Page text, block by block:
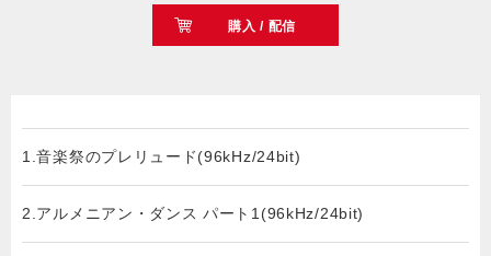
閉じる
購入 / 配信
1.音楽祭のプレリュード(96kHz/24bit)
2.アルメニアン・ダンス パート1(96kHz/24bit)